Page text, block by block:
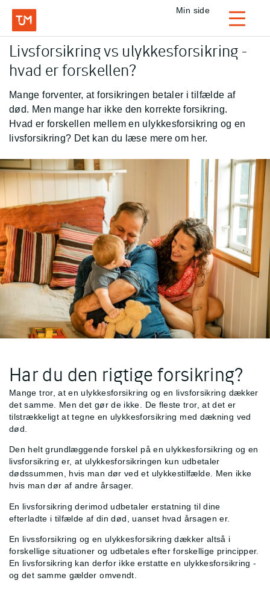
Privat
Login
Min side
TJM Forsikring – Gå til forside
Livsforsikring vs ulykkesforsikring -
hvad er forskellen?
Mange forventer, at forsikringen betaler i tilfælde af
død. Men mange har ikke den korrekte forsikring.
Hvad er forskellen mellem en ulykkesforsikring og en
livsforsikring? Det kan du læse mere om her.
Har du den rigtige forsikring?
Mange tror, at en ulykkesforsikring og en livsforsikring dækker
det samme. Men det gør de ikke. De fleste tror, at det er
tilstrækkeligt at tegne en ulykkesforsikring med dækning ved
død.
Den helt grundlæggende forskel på en ulykkesforsikring og en
livsforsikring er, at ulykkesforsikringen kun udbetaler
dødssummen, hvis man dør ved et ulykkestilfælde. Men ikke
hvis man dør af andre årsager.
En livsforsikring derimod udbetaler erstatning til dine
efterladte i tilfælde af din død, uanset hvad årsagen er.
En livssforsikring og en ulykkesforsikring dækker altså i
forskellige situationer og udbetales efter forskellige principper.
En livsforsikring kan derfor ikke erstatte en ulykkesforsikring -
og det samme gælder omvendt.